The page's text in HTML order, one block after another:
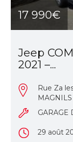
17 990€
Jeep
2021 –...
Rue Za
GARAGE
29 août